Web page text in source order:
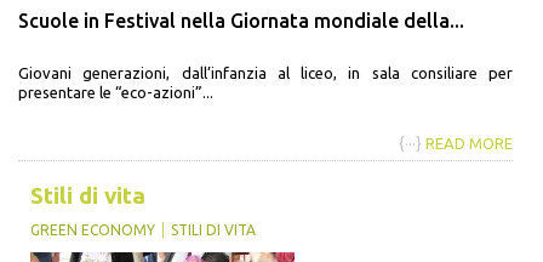
Scuole in Festival nella Giornata mondiale della...
Giovani generazioni, dall’infanzia al liceo, in sala consiliare per
presentare le “eco-azioni”...
{···} READ MORE
Stili di vita
GREEN ECONOMY STILI DI VITA